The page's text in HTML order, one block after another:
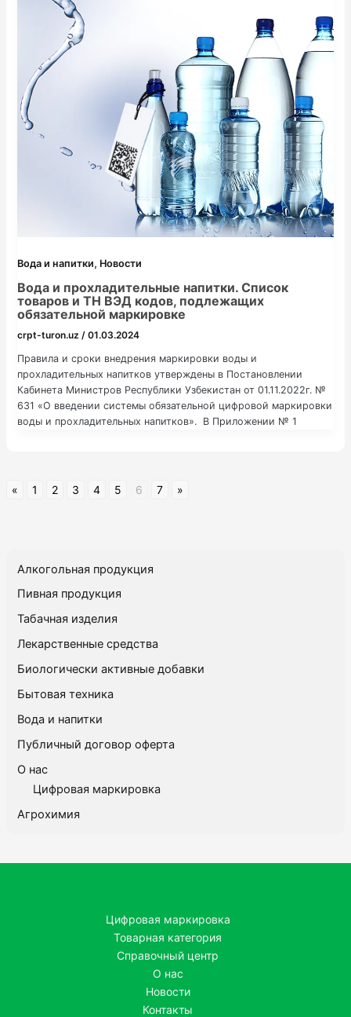
Вода и напитки, Новости
Вода и прохладительные напитки. Список
товаров и ТН ВЭД кодов, подлежащих
обязательной маркировке
crpt-turon.uz / 01.03.2024
Правила и сроки внедрения маркировки воды и
прохладительных напитков утверждены в Постановлении
Кабинета Министров Республики Узбекистан от 01.11.2022г. №
631 «О введении системы обязательной цифровой маркировки
воды и прохладительных напитков». В Приложении № 1
Идентификационный код продукта Первая группа Соки
« 1 2 3 4 5 6 7 »
Алкогольная продукция
Пивная продукция
Табачная изделия
Лекарственные средства
Биологически активные добавки
Бытовая техника
Вода и напитки
Публичный договор оферта
О нас
Цифровая маркировка
Агрохимия
Цифровая маркировка
Товарная категория
Справочный центр
О нас
Новости
Контакты